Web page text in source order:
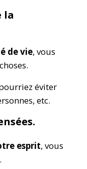
la
de vie, vous
éviter
etc.
esprit, vous
.